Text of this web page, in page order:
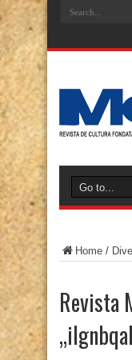
Home /
Revista